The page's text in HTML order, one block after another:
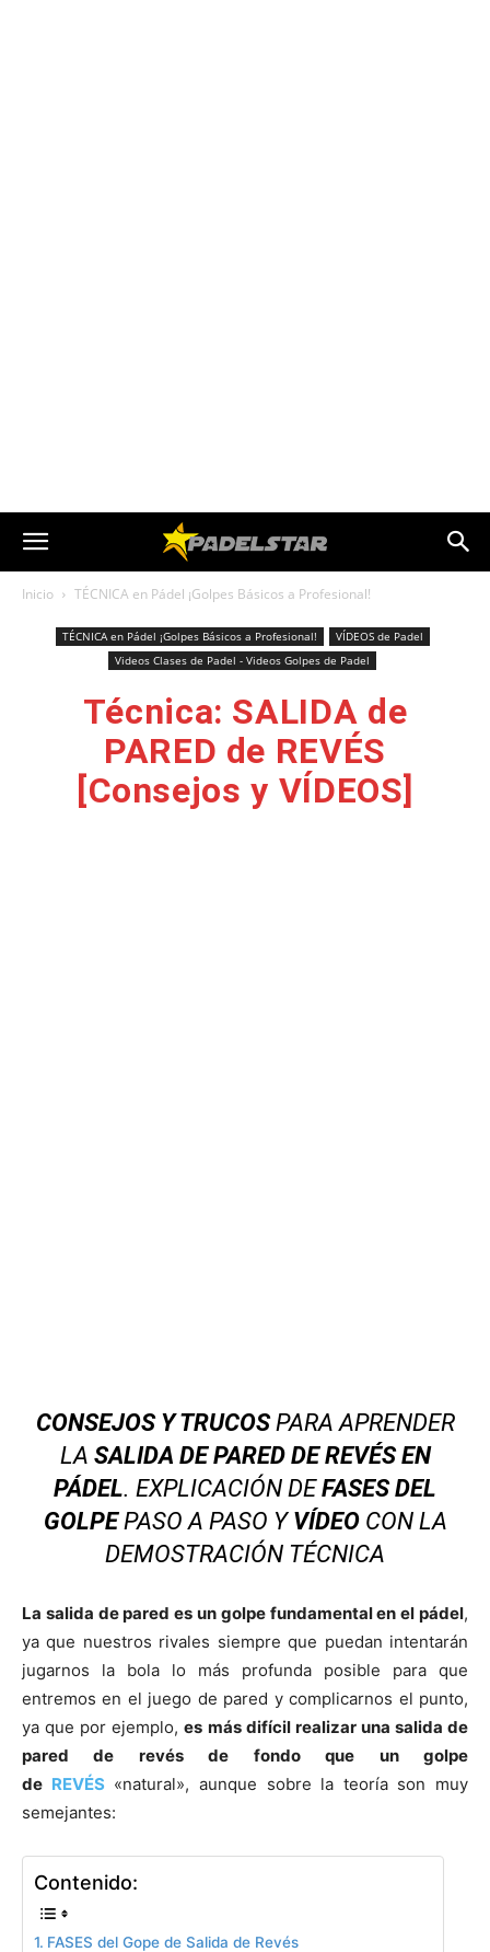
Inicio TÉCNICA en Pádel ¡Golpes Básicos a Profesional!
TÉCNICA en Pádel ¡Golpes Básicos a Profesional!
VÍDEOS de Padel
Videos Clases de Padel - Videos Golpes de Padel
Técnica: SALIDA de
PARED de REVÉS
[Consejos y VÍDEOS]
CONSEJOS Y TRUCOSPARA APRENDER
LA SALIDA DE PARED DE REVÉS EN
PÁDEL. EXPLICACIÓN DEFASES DEL
GOLPEPASO A PASO Y VÍDEOCON LA
DEMOSTRACIÓN TÉCNICA
La salida de pared es un golpe fundamental en el pádel,
ya que nuestros rivales siempre que puedan intentarán
jugarnos la bola lo más profunda posible para que
entremos en el juego de pared y complicarnos el punto,
ya que por ejemplo,es más difícil realizar una salida de
pared de revés de fondo que un golpe
de REVÉS «natural», aunque sobre la teoría son muy
semejantes:
Contenido:
FASES del Gope de Salida de Revés